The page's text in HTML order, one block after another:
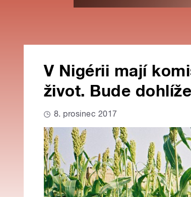
V Nigérii mají
život. Bude
8. prosinec 2017